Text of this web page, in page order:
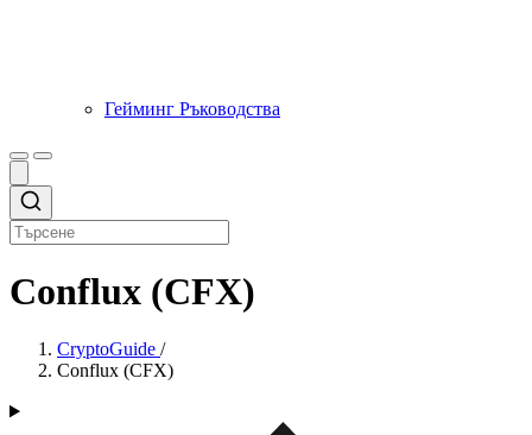
Гейминг Ръководства
Conflux (CFX)
CryptoGuide /
Conflux (CFX)